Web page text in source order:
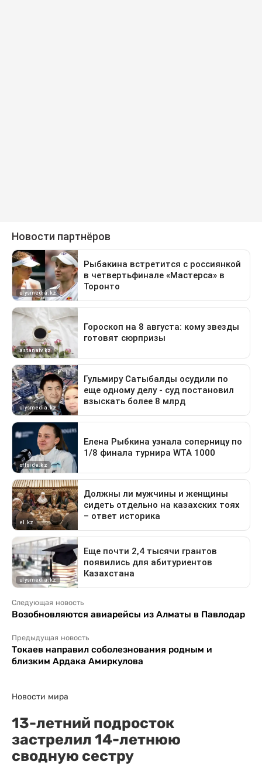
Следующая новость
Возобновляются авиарейсы из Алматы в Павлодар
Предыдущая новость
Токаев направил соболезнования родным и
близким Ардака Амиркулова
Новости мира
13-летний подросток
застрелил 14-летнюю
сводную сестру